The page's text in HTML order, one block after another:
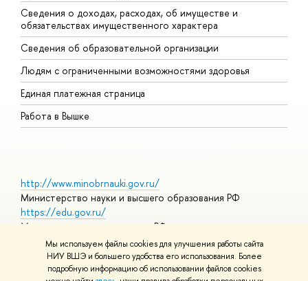
Мы используем файлы cookies для улучшения работы сайта
НИУ ВШЭ и большего удобства его использования. Более
подробную информацию об использовании файлов cookies
Сведения о доходах, расходах, об имуществе и
обязательствах имущественного характера
Сведения об образовательной организации
Людям с ограниченными возможностями здоровья
Единая платежная страница
Работа в Вышке
http://www.minobrnauki.gov.ru/
Министерство науки и высшего образования РФ
https://edu.gov.ru/
Министерство просвещения РФ
https://elearning.hse.ru/mooc
Массовые открытые онлайн-курсы